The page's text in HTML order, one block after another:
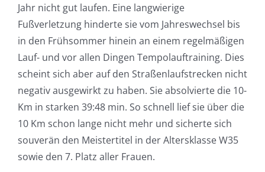
Jahr nicht gut laufen. Eine langwierige
Fußverletzung hinderte sie vom Jahreswechsel bis
in den Frühsommer hinein an einem regelmäßigen
Lauf- und vor allen Dingen Tempolauftraining. Dies
scheint sich aber auf den Straßenlaufstrecken nicht
negativ ausgewirkt zu haben. Sie absolvierte die 10-
Km in starken 39:48 min. So schnell lief sie über die
10 Km schon lange nicht mehr und sicherte sich
souverän den Meistertitel in der Altersklasse W35
sowie den 7. Platz aller Frauen.